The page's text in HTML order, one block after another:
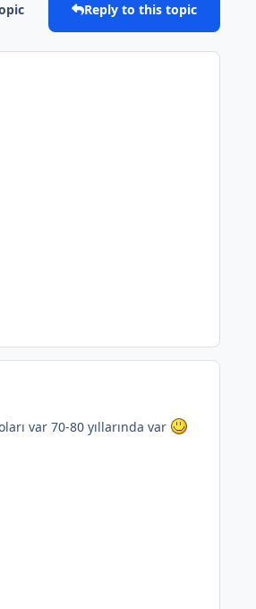
Reply to this topic
var 70-80 yıllarında var